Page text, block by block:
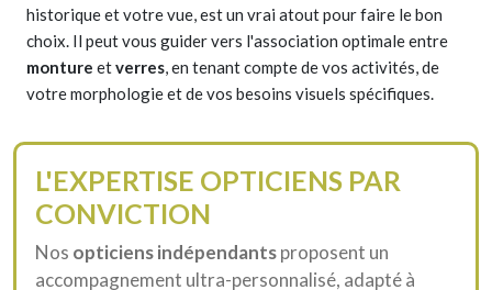
historique et votre vue, est un vrai atout pour faire le bon
choix. Il peut vous guider vers l'association optimale entre
monture etverres, en tenant compte de vos activités, de
votre morphologie et de vos besoins visuels spécifiques.
L'EXPERTISE OPTICIENS PAR
CONVICTION
Nos opticiens indépendantsproposent un
accompagnement ultra-personnalisé, adapté à